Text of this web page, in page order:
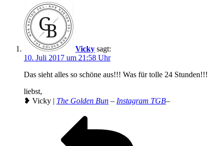
Vicky sagt:
10. Juli 2017 um 21:58 Uhr
Das sieht alles so schöne aus!!! Was für tolle 24 Stunden!!!
liebst,
❥ Vicky | The Golden Bun – Instagram TGB–